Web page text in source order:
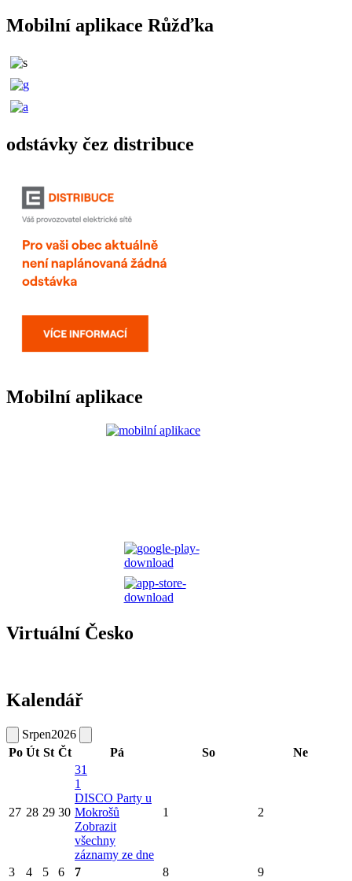
Mobilní aplikace Růžďka
odstávky čez distribuce
Mobilní aplikace
Virtuální Česko
Kalendář
Srpen2026
Po Út St Čt Pá So Ne
27 28 29 30
31
1
DISCO Party u
Mokrošů
Zobrazit
všechny
záznamy ze dne
1 2
3 4 5 6 7 8 9